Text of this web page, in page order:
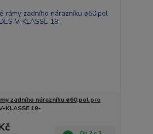
zadního nárazníku ø60,pol pro
KLASSE 19-